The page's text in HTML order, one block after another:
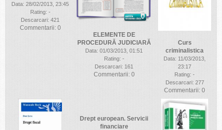
Data: 28/02/2013, 23:45
Rating: -
Descarcari: 421
Commentarii: 0
ELEMENTE DE
PROCEDURĂ JUDICIARĂ
Data: 01/03/2013, 01:51
Rating: -
Descarcari: 161
Commentarii: 0
Curs
criminalistica
Data: 11/03/2013,
23:17
Rating: -
Descarcari: 277
Commentarii: 0
Drept european. Servicii
financiare